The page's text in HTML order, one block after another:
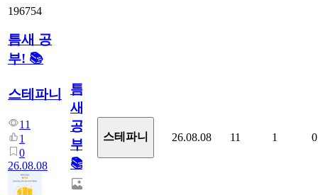
196754
틈새 공
부! 📚
스테파니
11
1
0
26.08.08
틈
새
공
부!
📚
스테파니 26.08.08 11 1 0